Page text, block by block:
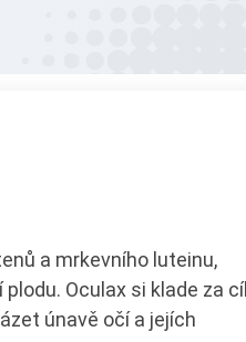
a mrkevního luteinu,
Oculax si klade za cíl
únavě očí a jejích